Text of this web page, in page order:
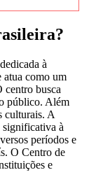
à
atua como um
centro busca
público. Além
culturais. A
significativa à
períodos e
O Centro de
e